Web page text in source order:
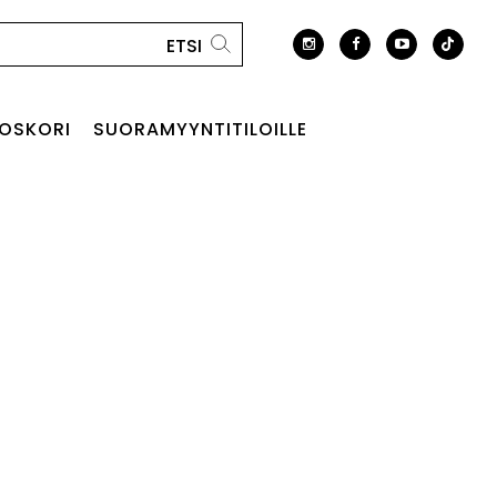
SUORAMYYNTITILOILLE